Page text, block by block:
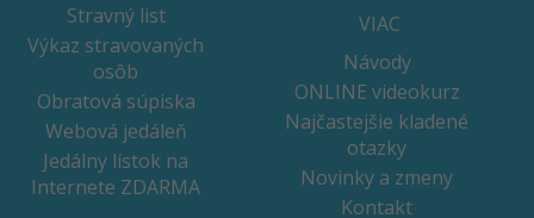
Stravný list
Výkaz stravovaných
osôb
Obratová súpiska
Webová jedáleň
Jedálny lístok na
Internete ZDARMA
VIAC
Návody
ONLINE videokurz
Najčastejšie kladené
otazky
Novinky a zmeny
Kontakt